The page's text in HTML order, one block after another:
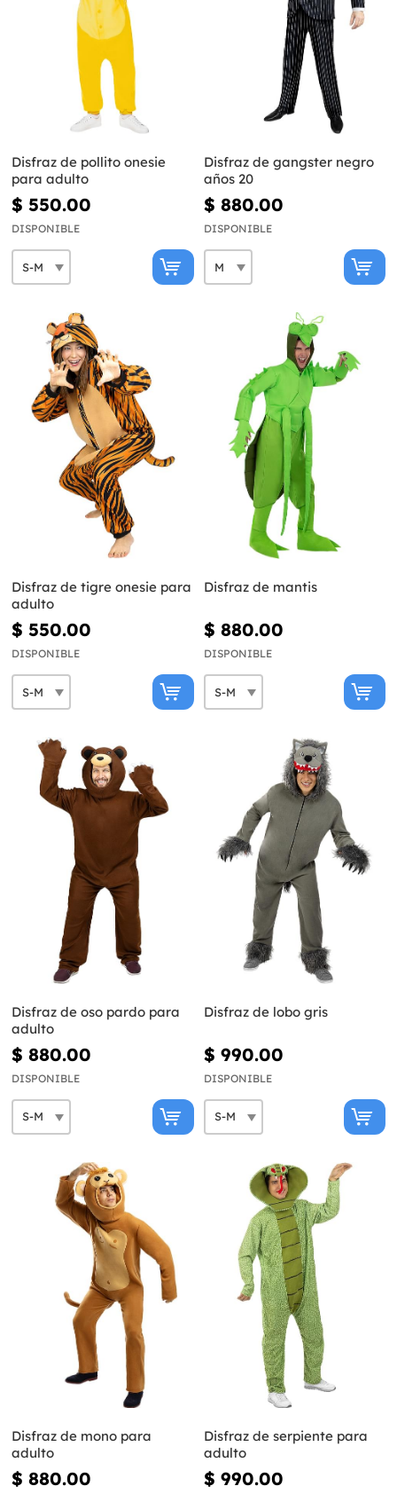
Disfraz de pollito onesie
para adulto
$ 550.00
DISPONIBLE
Disfraz de gangster negro
años 20
$ 880.00
DISPONIBLE
Disfraz de tigre onesie para
adulto
$ 550.00
DISPONIBLE
Disfraz de mantis
$ 880.00
DISPONIBLE
Disfraz de oso pardo para
adulto
$ 880.00
DISPONIBLE
Disfraz de lobo gris
$ 990.00
DISPONIBLE
Disfraz de mono para
adulto
$ 880.00
Disfraz de serpiente para
adulto
$ 990.00